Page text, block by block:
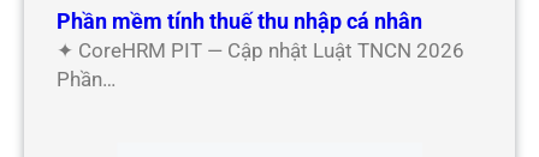
Phần mềm tính thuế thu nhập cá nhân
✦ CoreHRM PIT — Cập nhật Luật TNCN 2026
Phần…